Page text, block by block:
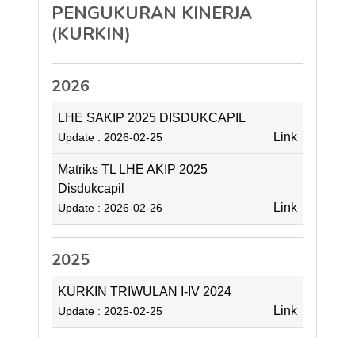
PENGUKURAN KINERJA
(KURKIN)
2026
LHE SAKIP 2025 DISDUKCAPIL
Update : 2026-02-25 Link
Matriks TL LHE AKIP 2025
Disdukcapil
Update : 2026-02-26 Link
2025
KURKIN TRIWULAN I-IV 2024
Update : 2025-02-25 Link